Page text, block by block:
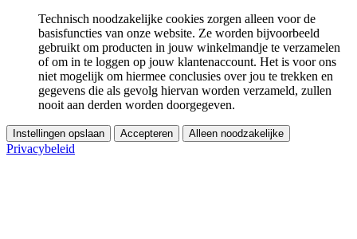
Technisch noodzakelijke cookies zorgen alleen voor de
basisfuncties van onze website. Ze worden bijvoorbeeld
gebruikt om producten in jouw winkelmandje te verzamelen
of om in te loggen op jouw klantenaccount. Het is voor ons
niet mogelijk om hiermee conclusies over jou te trekken en
gegevens die als gevolg hiervan worden verzameld, zullen
nooit aan derden worden doorgegeven.
Instellingen opslaan Accepteren Alleen noodzakelijke
Privacybeleid